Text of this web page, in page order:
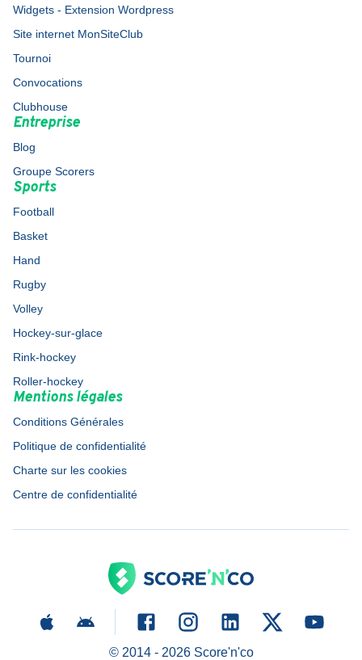
Widgets - Extension Wordpress
Site internet MonSiteClub
Tournoi
Convocations
Clubhouse
Entreprise
Blog
Groupe Scorers
Sports
Football
Basket
Hand
Rugby
Volley
Hockey-sur-glace
Rink-hockey
Roller-hockey
Mentions légales
Conditions Générales
Politique de confidentialité
Charte sur les cookies
Centre de confidentialité
© 2014 - 2026Score'n'co